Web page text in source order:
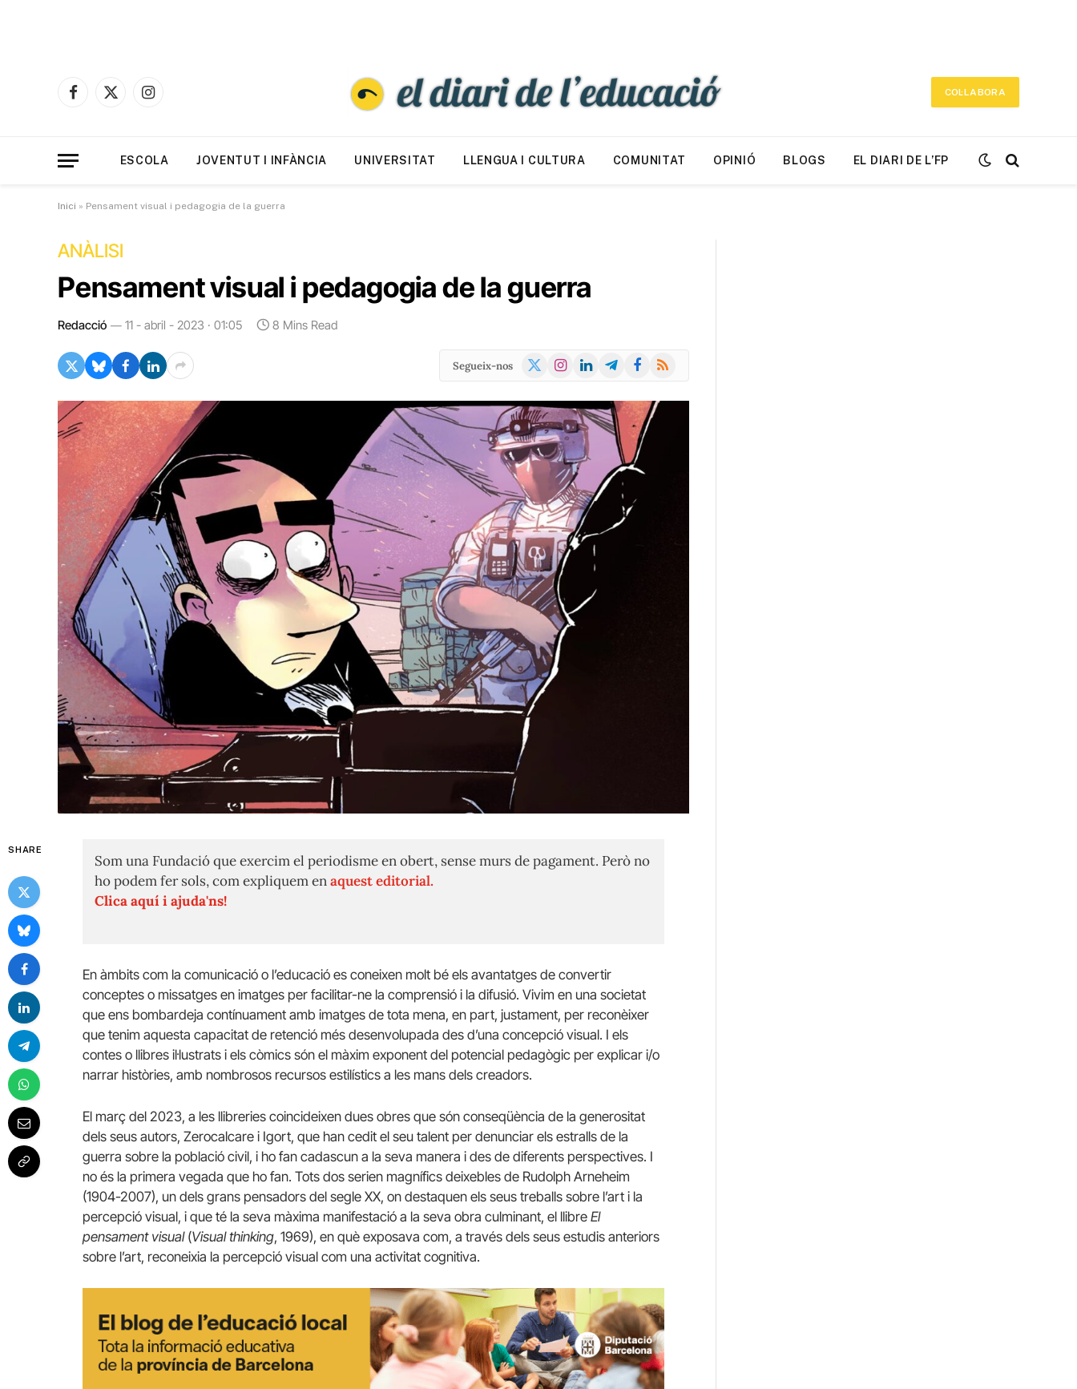
Facebook
X
Instagram
COL·LABORA
ESCOLA JOVENTUT I INFÀNCIA UNIVERSITAT LLENGUA I CULTURA COMUNITAT OPINIÓ BLOGS EL DIARI DE L’FP
Inici » Pensament visual i pedagogia de la guerra
ANÀLISI
Pensament visual i pedagogia de la guerra
Redacció 11 - abril - 2023 · 01:05 8 Mins Read
Segueix-nos
X
Instagram
LinkedInTelegramFacebook
RSS
SHARE
Som una Fundació que exercim el periodisme en obert, sense murs de pagament. Però no
ho podem fer sols, com expliquem enaquest editorial.
Clica aquí i ajuda'ns!
En àmbits com la comunicació o l’educació es coneixen molt bé els avantatges de convertir
conceptes o missatges en imatges per facilitar-ne la comprensió i la difusió. Vivim en una societat
que ens bombardeja contínuament amb imatges de tota mena, en part, justament, per reconèixer
que tenim aquesta capacitat de retenció més desenvolupada des d’una concepció visual. I els
contes o llibres il·lustrats i els còmics són el màxim exponent del potencial pedagògic per explicar i/o
narrar històries, amb nombrosos recursos estilístics a les mans dels creadors.
El març del 2023, a les llibreries coincideixen dues obres que són conseqüència de la generositat
dels seus autors, Zerocalcare i Igort, que han cedit el seu talent per denunciar els estralls de la
guerra sobre la població civil, i ho fan cadascun a la seva manera i des de diferents perspectives. I
no és la primera vegada que ho fan. Tots dos serien magnífics deixebles de Rudolph Arneheim
(1904-2007), un dels grans pensadors del segle XX, on destaquen els seus treballs sobre l’art i la
percepció visual, i que té la seva màxima manifestació a la seva obra culminant, el llibre El
pensament visual(Visual thinking, 1969), en què exposava com, a través dels seus estudis anteriors
sobre l’art, reconeixia la percepció visual com una activitat cognitiva.